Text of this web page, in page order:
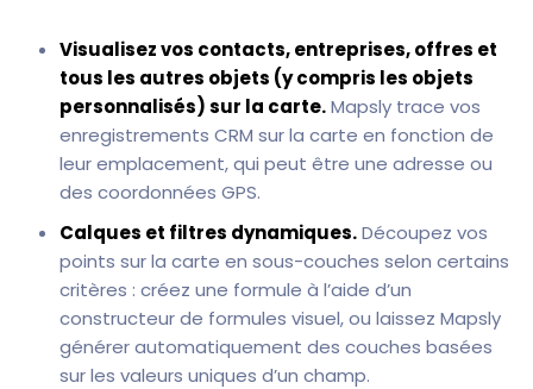
Visualisez vos contacts, entreprises, offres et
tous les autres objets (y compris les objets
personnalisés) sur la carte.Mapsly trace vos
enregistrements CRM sur la carte en fonction de
leur emplacement, qui peut être une adresse ou
des coordonnées GPS.
Calques et filtres dynamiques.Découpez vos
points sur la carte en sous-couches selon certains
critères : créez une formule à l’aide d’un
constructeur de formules visuel, ou laissez Mapsly
générer automatiquement des couches basées
sur les valeurs uniques d’un champ.